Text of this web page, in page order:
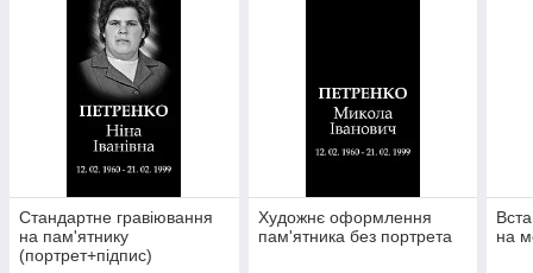
Стандартне гравіювання
на пам'ятнику
(портрет+підпис)
Художнє оформлення
пам'ятника без портрета
на